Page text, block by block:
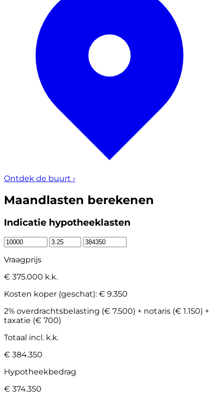
Ontdek de buurt ›
Maandlasten berekenen
Indicatie hypotheeklasten
Vraagprijs
€ 375.000 k.k.
Kosten koper (geschat): € 9.350
2% overdrachtsbelasting (€ 7.500) + notaris (€ 1.150) +
taxatie (€ 700)
Totaal incl. k.k.
€ 384.350
Hypotheekbedrag
€ 374.350